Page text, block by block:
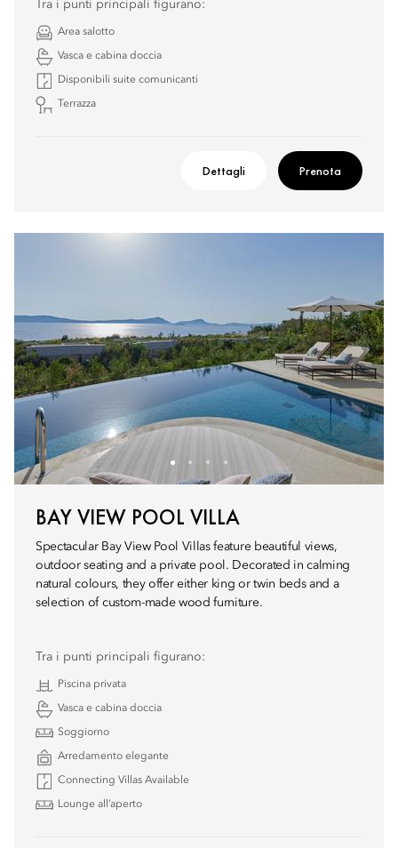
Tra i punti principali figurano:
Area salotto
Vasca e cabina doccia
Disponibili suite comunicanti
Terrazza
Dettagli Prenota
BAY VIEW POOL VILLA
Spectacular Bay View Pool Villas feature beautiful views,
outdoor seating and a private pool. Decorated in calming
natural colours, they offer either king or twin beds and a
selection of custom-made wood furniture.
Tra i punti principali figurano:
Piscina privata
Vasca e cabina doccia
Soggiorno
Arredamento elegante
Connecting Villas Available
Lounge all’aperto